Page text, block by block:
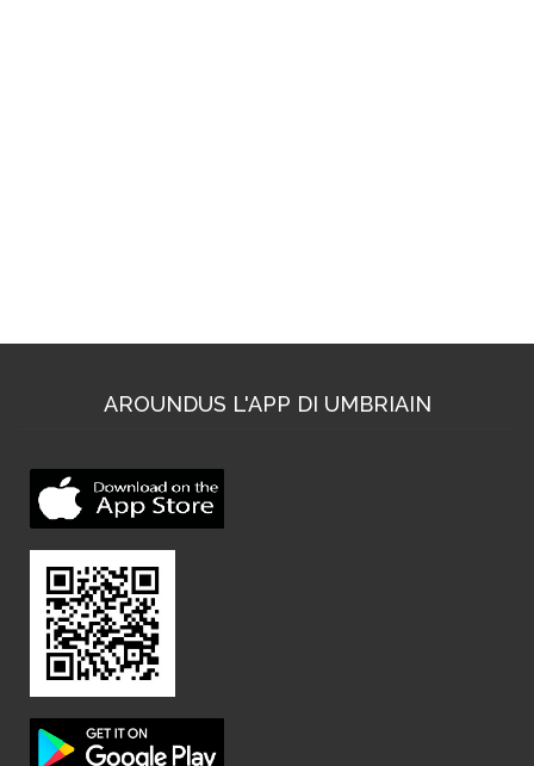
AROUNDUS L'APP DI UMBRIAIN